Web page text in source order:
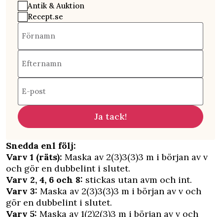
Antik & Auktion
Recept.se
Förnamn
Efternamn
E-post
Ja tack!
Snedda enl följ:
Varv 1 (räts): Maska av 2(3)3(3)3 m i början av v
och gör en dubbelint i slutet.
Varv 2, 4, 6 och 8: stickas utan avm och int.
Varv 3: Maska av 2(3)3(3)3 m i början av v och
gör en dubbelint i slutet.
Varv 5: Maska av 1(2)2(3)3 m i början av v och